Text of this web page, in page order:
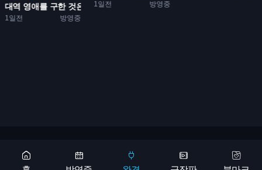
1일전 방영중
대역 영애를 구한 것은 냉혹...
1일전 방영중
Copyright 2026 © 애니어바웃, aniabout.com. All Rights Reserved